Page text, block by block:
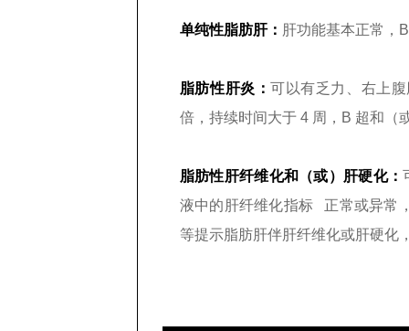
单纯性脂肪肝： 肝功能基本正常，
脂肪性肝炎：可以有乏力、右上
倍，持续时间大于 4 周，B 超和（
脂肪性肝纤维化和（或）肝硬化：
液中的 肝纤维化指标
正常或异常
等提示脂肪肝伴肝纤维化或肝硬化